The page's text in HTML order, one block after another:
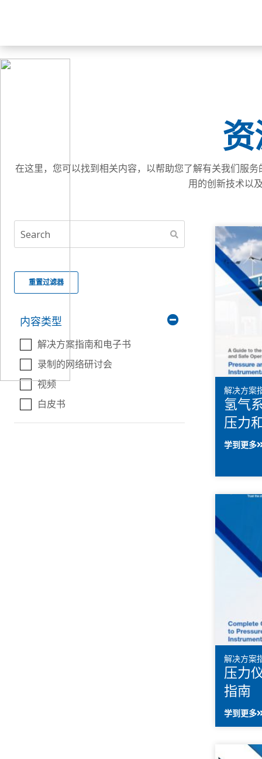
在这里，您可以找到相关内容，以帮助您了解有关我们服
用的创新技术以
重置过滤器
内容类型
解决方案指南和电子书
录制的网络研讨会
视频
白皮书
解决方案
氢气
压力
学到更多
解决方案
压力
指南
学到更多